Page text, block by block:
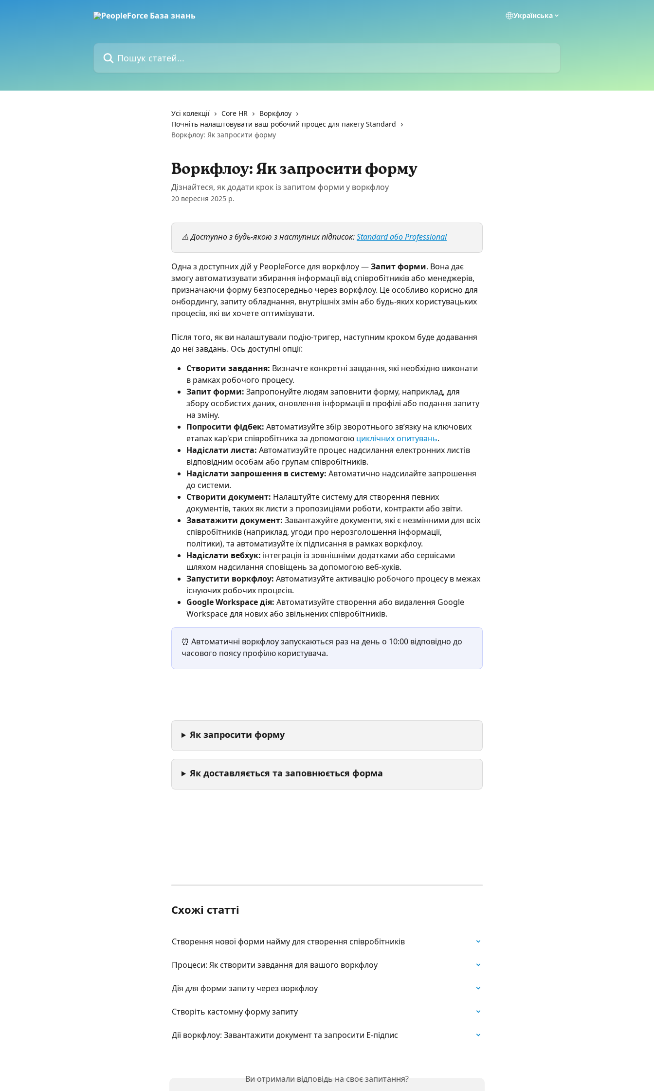
Українська
Пошук статей...
Усі колекції Core HR
Воркфлоу
Почніть налаштовувати ваш робочий процес для пакету Standard
Воркфлоу: Як запросити форму
Воркфлоу: Як запросити форму
Дізнайтеся, як додати крок із запитом форми у воркфлоу
20 вересня 2025 р.
⚠️ Доступно з будь-якою з наступних підписок: Standard або Professional
Одна з доступних дій у PeopleForce для воркфлоу — Запит форми. Вона дає
змогу автоматизувати збирання інформації від співробітників або менеджерів,
призначаючи форму безпосередньо через воркфлоу. Це особливо корисно для
онбордингу, запиту обладнання, внутрішніх змін або будь-яких користувацьких
процесів, які ви хочете оптимізувати.
Після того, як ви налаштували подію-тригер, наступним кроком буде додавання
до неї завдань. Ось доступні опції:
Створити завдання: Визначте конкретні завдання, які необхідно виконати
в рамках робочого процесу.
Запит форми: Запропонуйте людям заповнити форму, наприклад, для
збору особистих даних, оновлення інформації в профілі або подання запиту
на зміну.
Попросити фідбек: Автоматизуйте збір зворотнього звʼязку на ключових
етапах кар'єри співробітника за допомогою циклічних опитувань.
Надіслати листа: Автоматизуйте процес надсилання електронних листів
відповідним особам або групам співробітників.
Надіслати запрошення в систему: Автоматично надсилайте запрошення
до системи.
Створити документ: Налаштуйте систему для створення певних
документів, таких як листи з пропозиціями роботи, контракти або звіти.
Заватажити документ: Завантажуйте документи, які є незмінними для всіх
співробітників (наприклад, угоди про нерозголошення інформації,
політики), та автоматизуйте їх підписання в рамках воркфлоу.
Надіслати вебхук: інтеграція із зовнішніми додатками або сервісами
шляхом надсилання сповіщень за допомогою веб-хуків.
Запустити воркфлоу: Автоматизуйте активацію робочого процесу в межах
існуючих робочих процесів.
Google Workspace дія: Автоматизуйте створення або видалення Google
Workspace для нових або звільнених співробітників.
⏰ Автоматичні воркфлоу запускаються раз на день о 10:00 відповідно до
часового поясу профілю користувача.
Як запросити форму
Як доставляється та заповнюється форма
Схожі статті
Створення нової форми найму для створення співробітників
Процеси: Як створити завдання для вашого воркфлоу
Дія для форми запиту через воркфлоу
Створіть кастомну форму запиту
Дії воркфлоу: Завантажити документ та запросити Е-підпис
Ви отримали відповідь на своє запитання?